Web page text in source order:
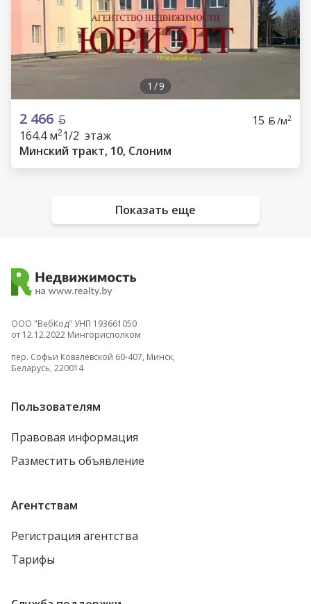
1 /9
2 466 15 /м2
164.4 м21/2 этаж
Минский тракт, 10, Слоним
Показать еще
ООО "ВебКод" УНП 193661050
от 12.12.2022 Мингорисполком
пер. Софьи Ковалевской 60-407, Минск,
Беларусь, 220014
Пользователям
Правовая информация
Разместить объявление
Агентствам
Регистрация агентства
Тарифы